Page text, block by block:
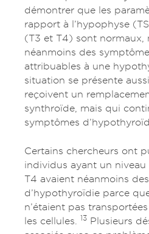
démontrer que les
rapport à l’hypophyse
(T3 et T4) sont normaux,
néanmoins des
attribuables à une
situation se présente
reçoivent un
synthroïde, mais qui
symptômes
Certains chercheurs ont
individus ayant un
T4 avaient néanmoins
d’hypothyroïdie parce
n’étaient pas
les cellules.
13 Plusieurs